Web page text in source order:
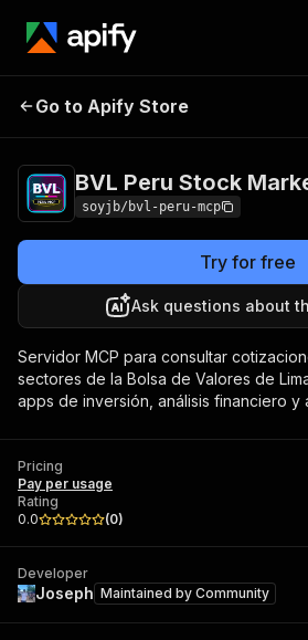
BVL Peru Stock Market
Go to Apify Store
BVL Peru Stock
soyjb/bvl-peru-mcp
Try for free
Ask questions about
Servidor MCP para consultar
sectores de la Bolsa de Valores de
apps de inversión, análisis financiero y
Pricing
Pay per usage
Rating
0.0
(0)
Developer
Joseph Maintained by Community